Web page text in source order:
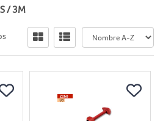
/3M